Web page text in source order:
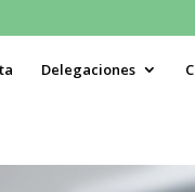
Delegaciones